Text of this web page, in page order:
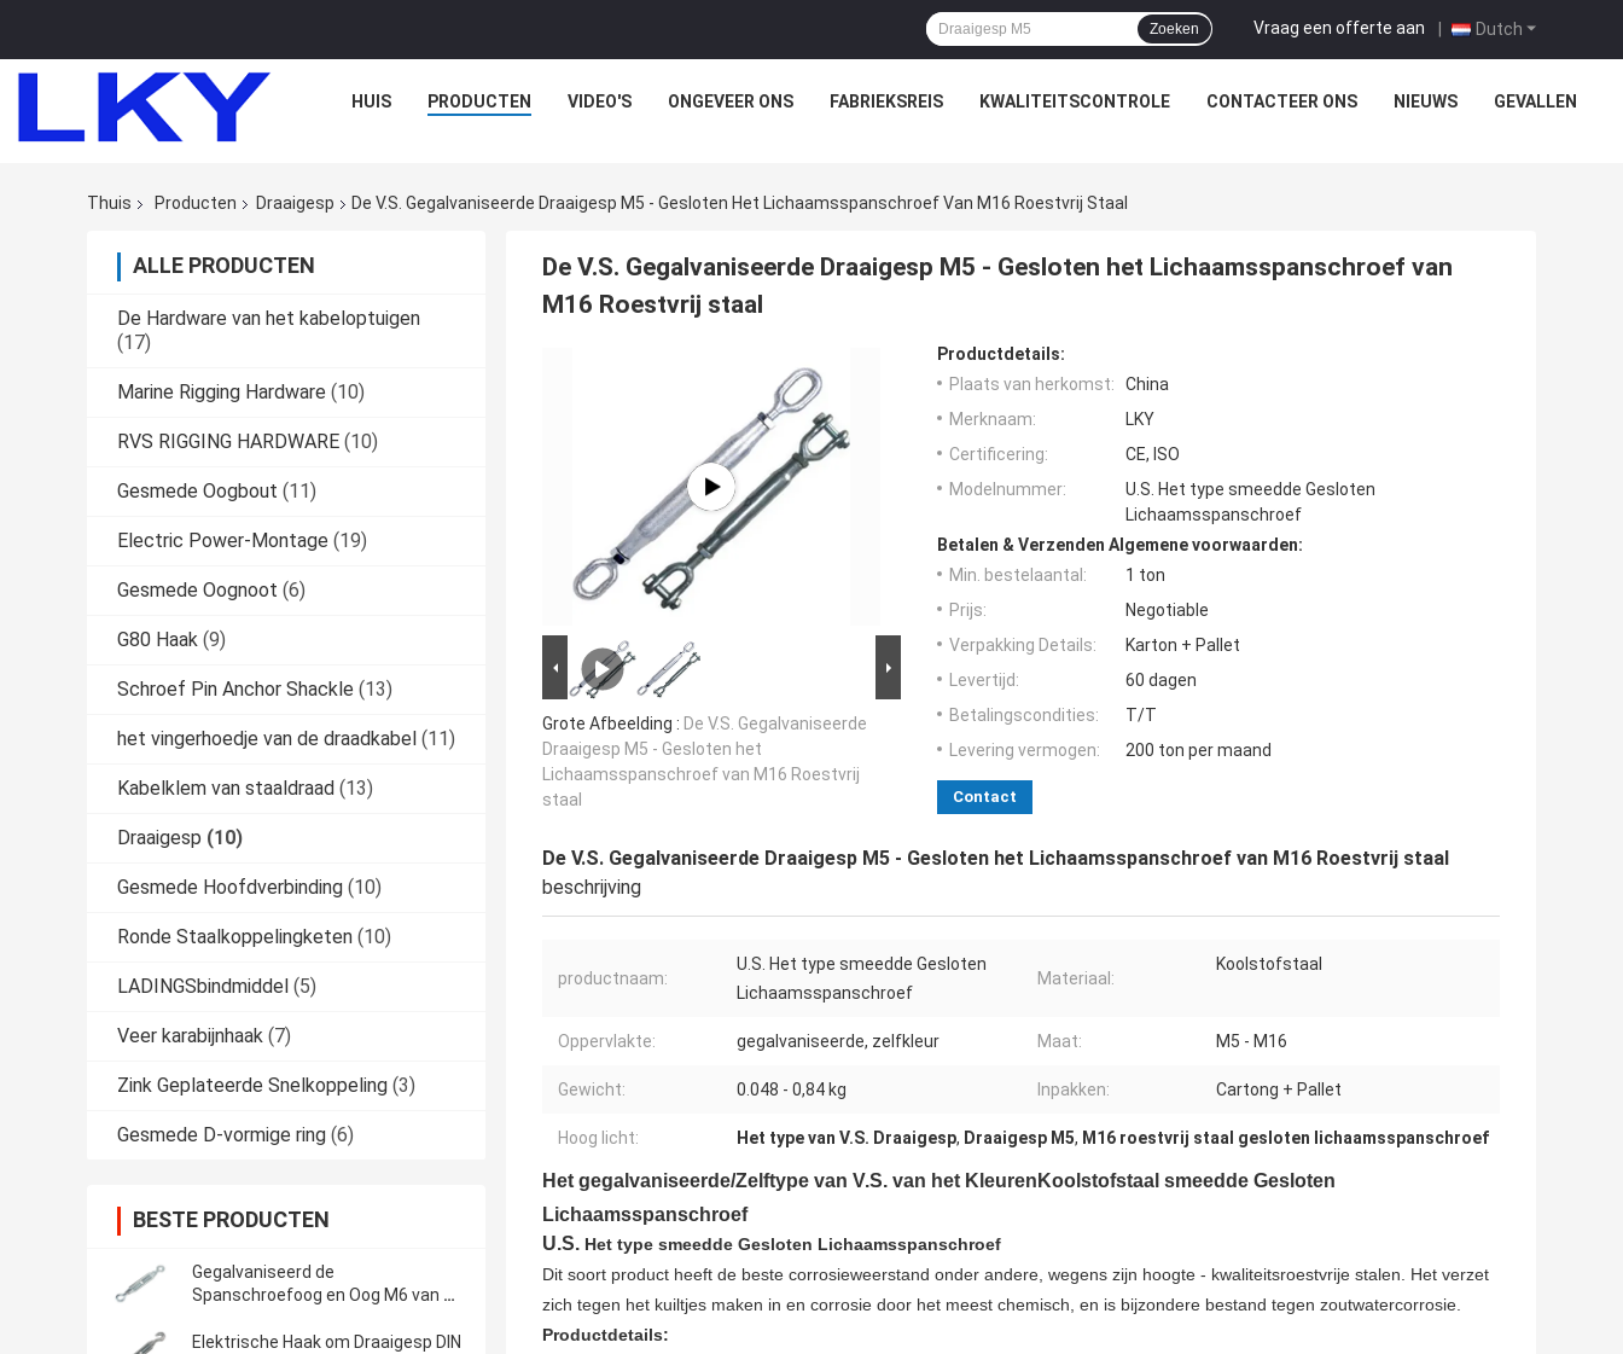
Dutch
Vraag een offerte aan |
Zoeken
HUIS PRODUCTEN VIDEO'S ONGEVEER ONS FABRIEKSREIS KWALITEITSCONTROLE CONTACTEER ONS NIEUWS GEVALLEN
Thuis Producten Draaigesp De V.S. Gegalvaniseerde Draaigesp M5 - Gesloten Het Lichaamsspanschroef Van M16 Roestvrij Staal
ALLE PRODUCTEN
De Hardware van het kabeloptuigen
(17)
Marine Rigging Hardware (10)
RVS RIGGING HARDWARE (10)
Gesmede Oogbout (11)
Electric Power-Montage (19)
Gesmede Oognoot (6)
G80 Haak (9)
Schroef Pin Anchor Shackle (13)
het vingerhoedje van de draadkabel (11)
Kabelklem van staaldraad (13)
Draaigesp (10)
Gesmede Hoofdverbinding (10)
Ronde Staalkoppelingketen (10)
LADINGSbindmiddel (5)
Veer karabijnhaak (7)
Zink Geplateerde Snelkoppeling (3)
Gesmede D-vormige ring (6)
BESTE PRODUCTEN
Gegalvaniseerd de
Spanschroefoog en Oog M6 van de
Elektrische Haak om Draaigesp DIN
De V.S. Gegalvaniseerde Draaigesp M5 - Gesloten het Lichaamsspanschroef van
M16 Roestvrij staal
Grote Afbeelding : De V.S. Gegalvaniseerde
Draaigesp M5 - Gesloten het
Lichaamsspanschroef van M16 Roestvrij
staal
Productdetails:
Plaats van herkomst:
China
Merknaam:
LKY
Certificering:
CE, ISO
Modelnummer:
U.S. Het type smeedde Gesloten
Lichaamsspanschroef
Betalen & Verzenden Algemene voorwaarden:
Min. bestelaantal:
1 ton
Prijs:
Negotiable
Verpakking Details:
Karton + Pallet
Levertijd:
60 dagen
Betalingscondities:
T/T
Levering vermogen:
200 ton per maand
Contact
De V.S. Gegalvaniseerde Draaigesp M5 - Gesloten het Lichaamsspanschroef van M16 Roestvrij staal
beschrijving
productnaam:
U.S. Het type smeedde Gesloten
Lichaamsspanschroef
Materiaal:
Koolstofstaal
Oppervlakte: gegalvaniseerde, zelfkleur Maat: M5 - M16
Gewicht: 0.048 - 0,84 kg Inpakken: Cartong + Pallet
Hoog licht: Het type van V.S. Draaigesp, Draaigesp M5, M16 roestvrij staal gesloten lichaamsspanschroef
Het gegalvaniseerde/Zelftype van V.S. van het KleurenKoolstofstaal smeedde Gesloten
Lichaamsspanschroef
U.S. Het type smeedde Gesloten Lichaamsspanschroef
Dit soort product heeft de beste corrosieweerstand onder andere, wegens zijn hoogte - kwaliteitsroestvrije stalen. Het verzet
zich tegen het kuiltjes maken in en corrosie door het meest chemisch, en is bijzondere bestand tegen zoutwatercorrosie.
Productdetails: